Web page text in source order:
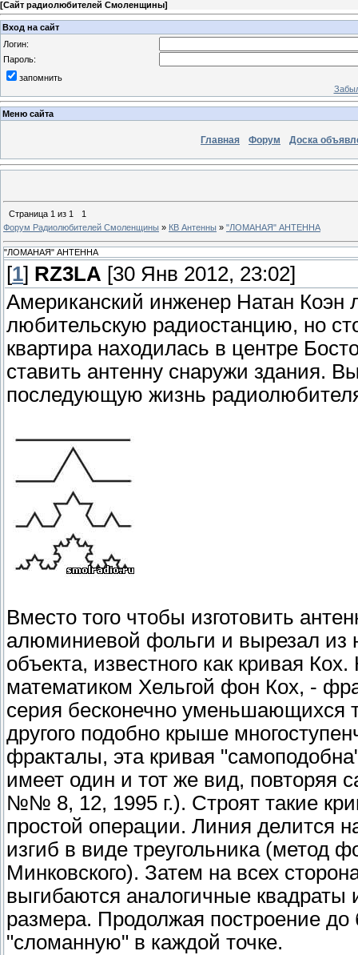
[Сайт радиолюбителей Смоленщины]
Вход на сайт
Логин:
Пароль:
запомнить
Меню сайта
Главная Форум Доска
Страница 1 из 1
1
Форум Радиолюбителей Смоленщины » КВ Антенны » "ЛОМАНАЯ" АНТЕННА
"ЛОМАНАЯ" АНТЕННА
[1] RZ3LA [30 Янв 2012, 23:02]
Американский инженер Натан Коэн
любительскую радиостанцию, но
квартира находилась в центре
ставить антенну снаружи здания.
последующую жизнь
Вместо того чтобы изготовить
алюминиевой фольги и вырезал из
объекта, известного как кривая
математиком Хельгой фон Кох, -
серия бесконечно уменьшающихся
другого подобно крыше
фракталы, эта кривая
имеет один и тот же вид, повторяя
№№ 8, 12, 1995 г.). Строят такие
простой операции. Линия делится
изгиб в виде треугольника (метод
Минковского). Затем на всех
выгибаются аналогичные квадраты
размера. Продолжая построение
"сломанную" в каждой точке.